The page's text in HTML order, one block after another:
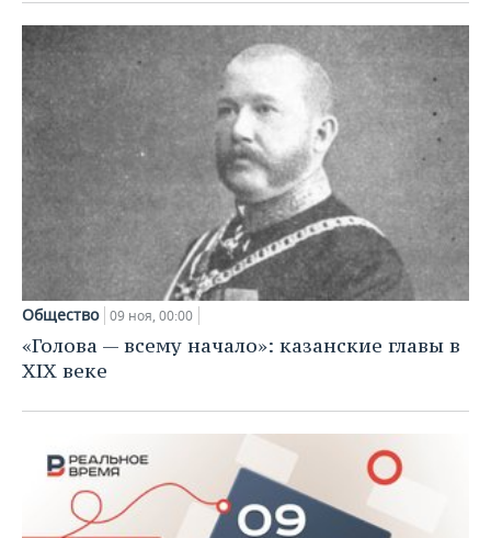
Общество 09 ноя, 00:00
«Голова — всему начало»: казанские главы в
XIX веке